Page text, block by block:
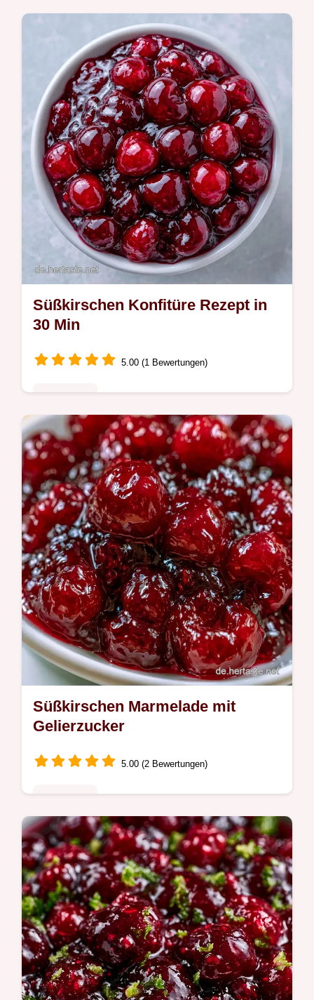
Das Kirschmarmelade ohne Gelierzucker
Rezept liefert ein Ergebnis wie früher bei
Oma. Inklusive Tipps, so kochst du die
Kirschen richtig. Fertig in 65 Min.
Süßkirschen Konfitüre Rezept in
30 Min
5.00 (1 Bewertungen)
Dieses Süßkirschen Konfitüre Rezept
bewahrt die natürliche Fruchtsäure. Die
Sektion Was jede Zutat bewirkt hilft bei der
Auswahl. In 30 Min fertig.
Süßkirschen Marmelade mit
Gelierzucker
5.00 (2 Bewertungen)
Für Liebhaber von Hausgemachtem:
Süßkirschen Marmelade. In der Anleitung
Schritt für Schritt zum Glas gelingt diese
hausgemachte Kirschmarmelade
zuverlässig.